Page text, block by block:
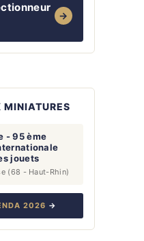
→
MINIATURES
- 95 ème
jouets
(68 - Haut-Rhin)
2026 →